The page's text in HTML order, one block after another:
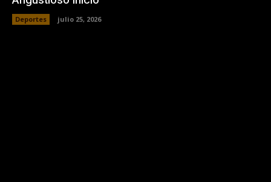
Deportes julio 25, 2026